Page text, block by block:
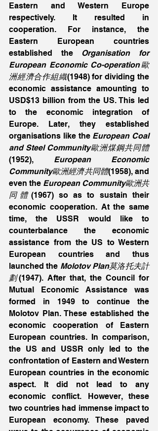
Eastern and Western Europe
respectively. It resulted in
cooperation. For instance, the
Eastern European countries
established the Organisation for
European Economic Co-operation歐
洲經濟合作組織(1948) for dividing the
economic assistance amounting to
USD$13 billion from the US. This led
to the economic integration of
Europe. Later, they established
organisations like the European Coal
and Steel Community歐洲煤鋼共同體
(1952), European Economic
Community歐洲經濟共同體(1958), and
even the European Community歐洲共
同體 (1967) so as to sustain their
economic cooperation. At the same
time, the USSR would like to
counterbalance the economic
assistance from the US to Western
European countries and thus
launched the Molotov Plan莫洛托夫計
劃(1947). After that, the Council for
Mutual Economic Assistance was
formed in 1949 to continue the
Molotov Plan. These established the
economic cooperation of Eastern
European countries. In comparison,
the US and USSR only led to the
confrontation of Eastern and Western
European countries in the economic
aspect. It did not lead to any
economic conflict. However, these
two countries had immense impact to
European economy. These paved